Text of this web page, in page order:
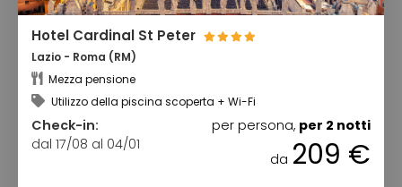
Hotel Cardinal St Peter
Lazio - Roma (RM)
Mezza pensione
Utilizzo della piscina scoperta + Wi-Fi
Check-in:
dal 17/08 al 04/01
per persona, per 2 notti
da 209 €